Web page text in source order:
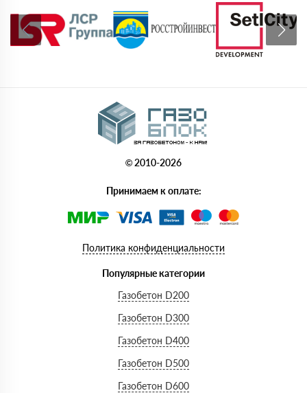
© 2010-2026
Принимаем к оплате:
Политика конфиденциальности
Популярные категории
Газобетон D200
Газобетон D300
Газобетон D400
Газобетон D500
Газобетон D600